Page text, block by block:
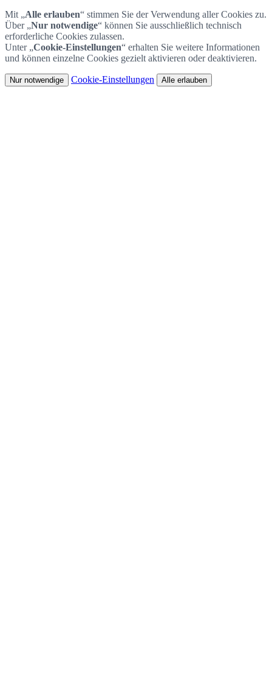
Mit „Alle erlauben“ stimmen Sie der Verwendung aller Cookies zu.
Über „Nur notwendige“ können Sie ausschließlich technisch
erforderliche Cookies zulassen.
Unter „Cookie-Einstellungen“ erhalten Sie weitere Informationen
und können einzelne Cookies gezielt aktivieren oder deaktivieren.
Nur notwendige Cookie-Einstellungen Alle erlauben